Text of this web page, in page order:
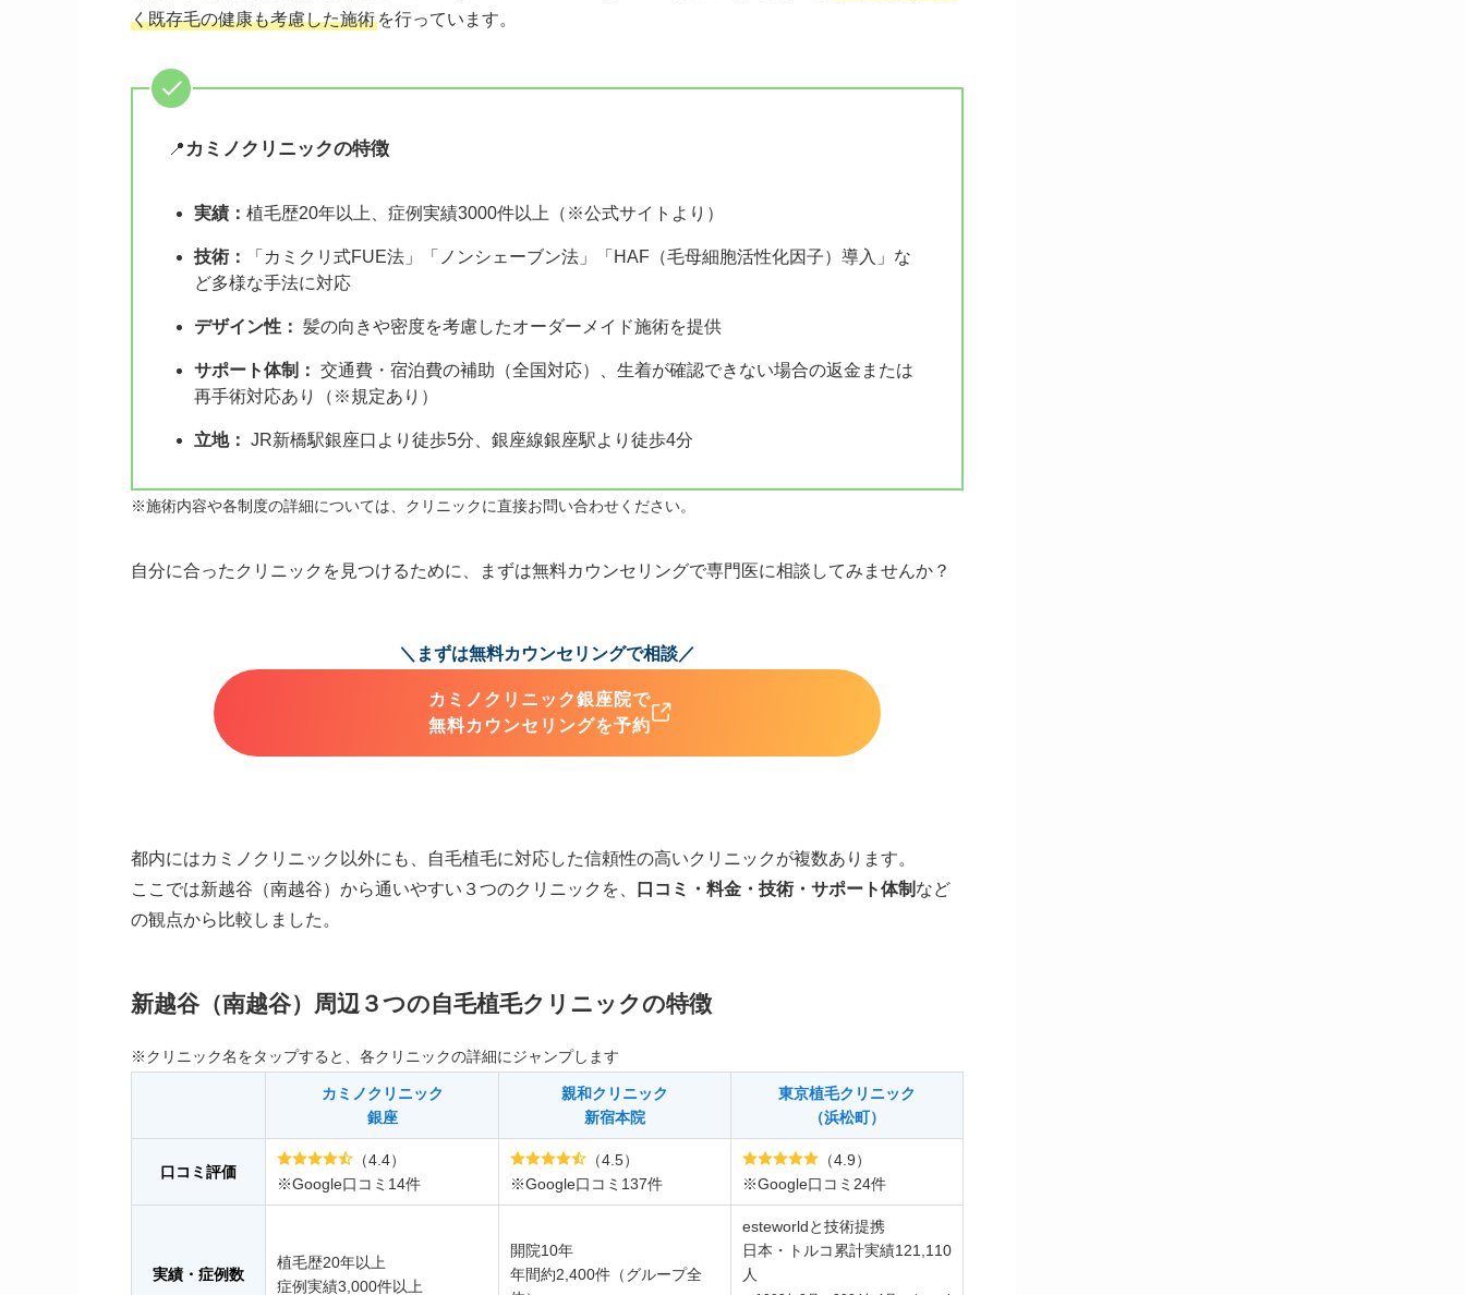
く既存毛の健康も考慮した施術 を行っています。
📍 カミノクリニックの特徴
実績： 植毛歴20年以上、症例実績3000件以上（※公式サイトより）
技術 ：
「カミクリ式FUE法」「ノンシェーブン法」「HAF（毛母細胞活性化因子）導入」な
ど多様な手法に対応
デザイン性： 髪の向きや密度を考慮したオーダーメイド施術を提供
サポート体制： 交通費・宿泊費の補助（全国対応）、生着が確認できない場合の返金または
再手術対応あり（※規定あり）
立地： JR新橋駅銀座口より徒歩5分、銀座線銀座駅より徒歩4分
※施術内容や各制度の詳細については、クリニックに直接お問い合わせください。
自分に合ったクリニックを見つけるために、まずは無料カウンセリングで専門医に相談してみませんか？
＼まずは無料カウンセリングで相談／
カミノクリニック銀座院で
無料カウンセリングを予約
都内にはカミノクリニック以外にも、自毛植毛に対応した信頼性の高いクリニックが複数あります。
ここでは新越谷（南越谷）から通いやすい３つのクリニックを、
口コミ・料金・技術・サポート体制 など
の観点から比較しました。
新越谷（南越谷）周辺３つの自毛植毛クリニックの特徴
※クリニック名をタップすると、各クリニックの詳細にジャンプします
カミノクリニック
銀座
親和クリニック
新宿本院
東京植毛クリニック
（浜松町）
口コミ評価
（4.4）
※Google口コミ14件
（4.5）
※Google口コミ137件
（4.9）
※Google口コミ24件
実績・症例数
植毛歴20年以上
症例実績3,000件以上
開院10年
年間約2,400件（グループ全
esteworldと技術提携
日本・トルコ累計実績121,110
人